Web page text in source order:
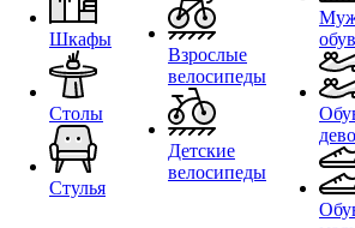
Шкафы
Столы
Стулья
Взрослые
велосипеды
Детские
велосипеды